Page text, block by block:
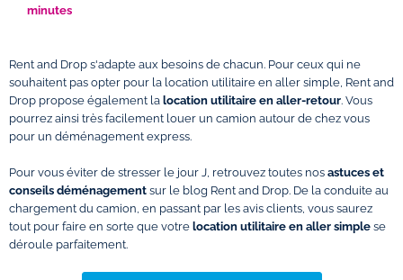
minutes
Rent and Drop s'adapte aux besoins de chacun. Pour ceux qui ne
souhaitent pas opter pour la location utilitaire en aller simple, Rent and
Drop propose également la location utilitaire en aller-retour. Vous
pourrez ainsi très facilement louer un camion autour de chez vous
pour un déménagement express.
Pour vous éviter de stresser le jour J, retrouvez toutes nos astuces et
conseils déménagement sur le blog Rent and Drop. De la conduite au
chargement du camion, en passant par les avis clients, vous saurez
tout pour faire en sorte que votre location utilitaire en aller simple se
déroule parfaitement.